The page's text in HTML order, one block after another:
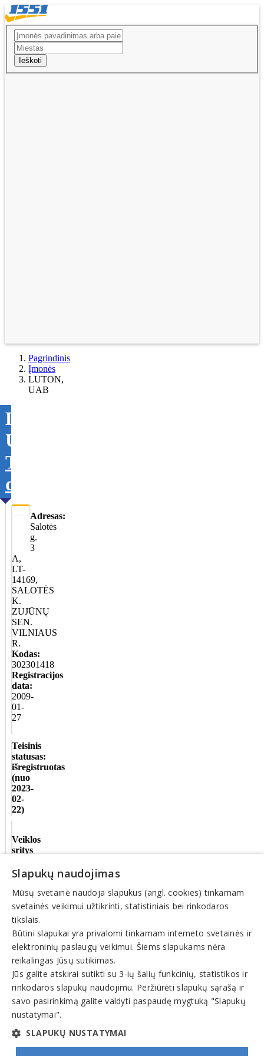
Ieškoti
Pagrindinis
Įmonės
LUTON,
UAB
LUTON,
UAB
Tikslinti
duomenis
Adresas:
Salotės
g.
3
A,
LT-
14169,
SALOTĖS
K.
ZUJŪNŲ
SEN.
VILNIAUS
R.
Kodas:
302301418
Registracijos
data:
2009-
01-
27
Teisinis
statusas:
išregistruotas
(nuo
2023-
02-
22)
Veiklos
sritys
Naminiai
jų
maistas,
paslaugos
© INFOMINTA, UAB. Visos teisės saugomos. Telefonas+370
6900 1551. El. paštasinfo@1551.info
Pagrindinis
Tikslinti duomenis
Transportas
El. parduotuvės
Pagalba
Pasiūlymai
Slapukų naudojimas
Mūsų svetainė naudoja slapukus (angl. cookies) tinkamam
svetainės veikimui užtikrinti, statistiniais bei rinkodaros
tikslais.
Būtini slapukai yra privalomi tinkamam interneto svetainės ir
elektroninių paslaugų veikimui. Šiems slapukams nėra
reikalingas Jūsų sutikimas.
Jūs galite atskirai sutikti su 3-ių šalių funkcinių, statistikos ir
rinkodaros slapukų naudojimu. Peržiūrėti slapukų sąrašą ir
savo pasirinkimą galite valdyti paspaudę mygtuką "Slapukų
nustatymai".
SLAPUKŲ NUSTATYMAI